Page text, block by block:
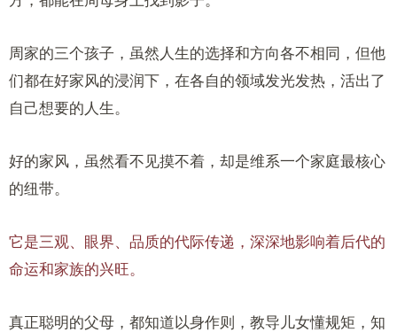
周家的三个孩子，虽然人生的选择和方向各不相同，但他
们都在好家风的浸润下，在各自的领域发光发热，活出了
自己想要的人生。
好的家风，虽然看不见摸不着，却是维系一个家庭最核心
的纽带。
它是三观、眼界、品质的代际传递，深深地影响着后代的
命运和家族的兴旺。
真正聪明的父母，都知道以身作则，教导儿女懂规矩，知